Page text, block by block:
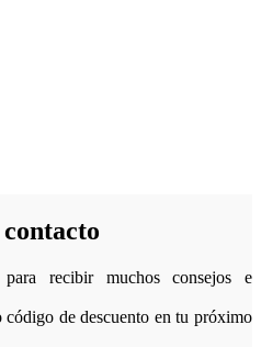
recibir muchos consejos e
código de descuento en tu próximo